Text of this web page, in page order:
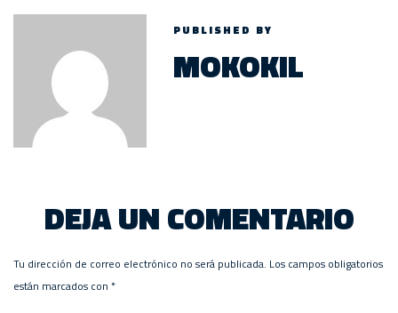
PUBLISHED BY
MOKOKIL
DEJA UN COMENTARIO
Tu dirección de correo electrónico no será publicada. Los campos obligatorios
están marcados con *